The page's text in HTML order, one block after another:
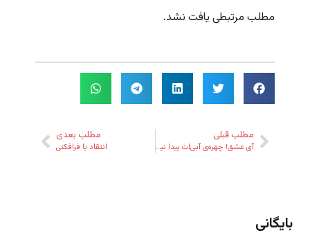
مطلب مرتبطی یافت نشد.
مطلب قبلی
آی عشق! چهره‌ی آبی‌ات پیدا نیست!
مطلب بعدی
انتقاد یا فرافکنی
بایگانی